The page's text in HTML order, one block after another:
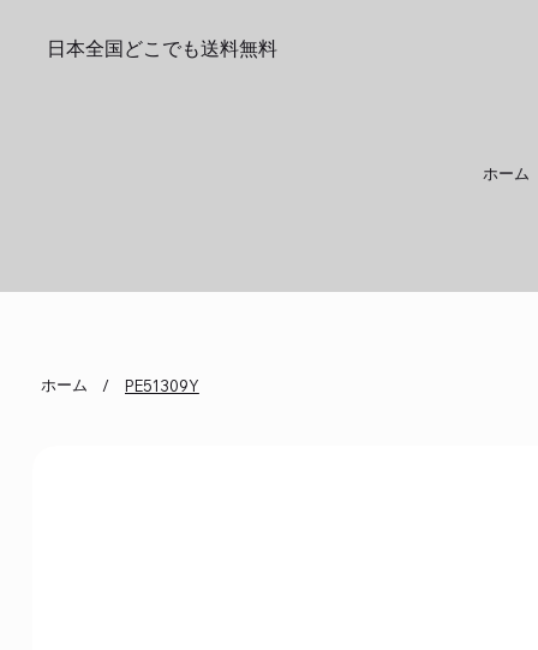
ホーム
日本全国どこでも送料無料
ホーム / PE51309Y